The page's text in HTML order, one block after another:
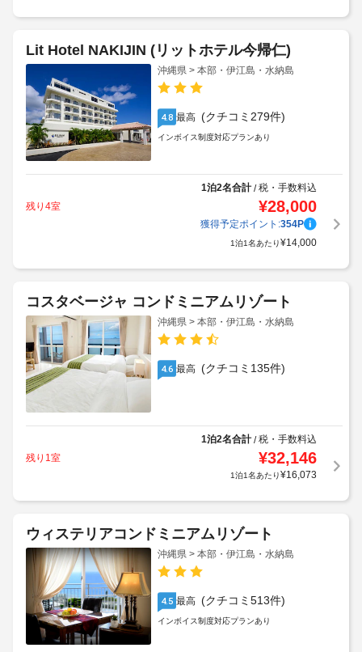
Lit Hotel NAKIJIN (リットホテル今帰仁)
沖縄県 > 本部・伊江島・水納島
4.8 最高 (クチコミ279件)
インボイス制度対応プランあり
1泊2名合計/税・手数料込
残り4室
¥28,000
獲得予定ポイント:354P
1泊1名あたり¥14,000
コスタベージャ コンドミニアムリゾート
沖縄県 > 本部・伊江島・水納島
4.6 最高 (クチコミ135件)
1泊2名合計/税・手数料込
残り1室
¥32,146
1泊1名あたり¥16,073
ウィステリアコンドミニアムリゾート
沖縄県 > 本部・伊江島・水納島
4.5 最高 (クチコミ513件)
インボイス制度対応プランあり